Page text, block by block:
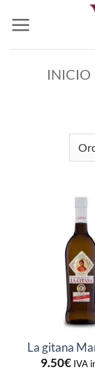
contenido
INICIO
La gitana
9.50€ IVA